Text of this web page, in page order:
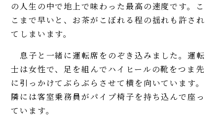
の人生の中で地上で味わった最高の速度です。こ
こまで早いと、お茶がこぼれる程の揺れも許され
てしまいます。
息子と一緒に運転席をのぞき込みました。運転
士は女性で、足を組んでハイヒールの靴をつま先
に引っかけてぶらぶらさせて横を向いています。
隣には客室乗務員がパイプ椅子を持ち込んで座っ
ています。